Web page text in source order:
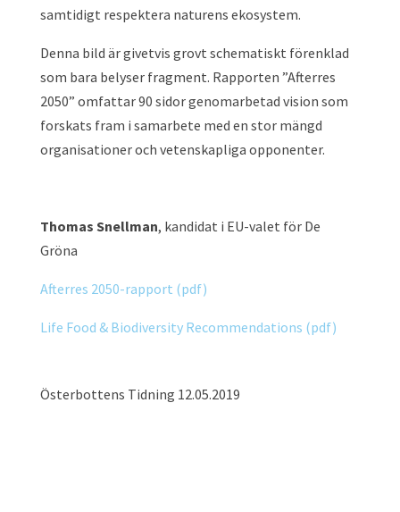
samtidigt respektera naturens ekosystem.
Denna bild är givetvis grovt schematiskt förenklad
som bara belyser fragment. Rapporten ”Afterres
2050” omfattar 90 sidor genomarbetad vision som
forskats fram i samarbete med en stor mängd
organisationer och vetenskapliga opponenter.
Thomas Snellman, kandidat i EU-valet för De
Gröna
Afterres 2050-rapport (pdf)
Life Food & Biodiversity Recommendations (pdf)
Österbottens Tidning 12.05.2019